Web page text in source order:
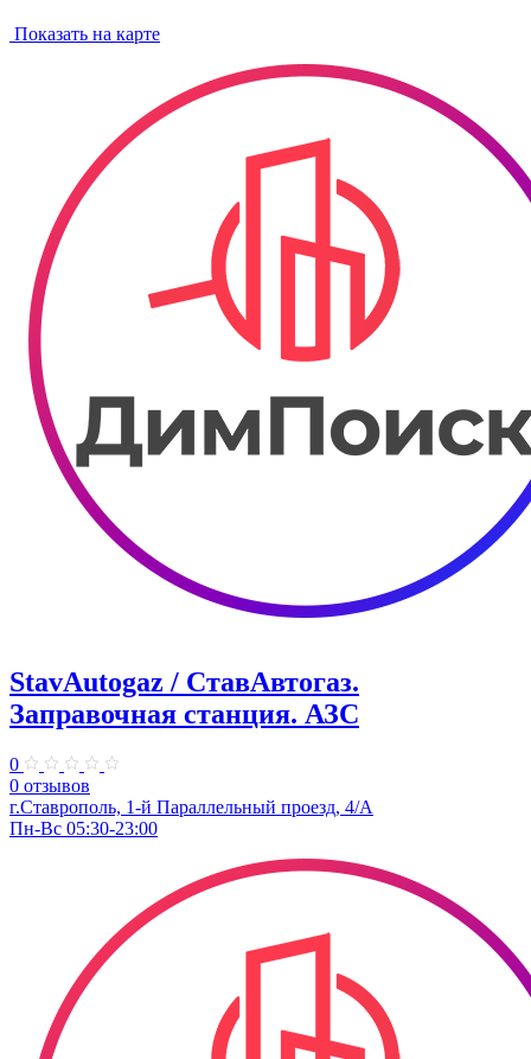
Показать на карте
StavAutogaz / СтавАвтогаз.
Заправочная станция. АЗС
0
0 отзывов
г.Ставрополь, 1-й Параллельный проезд, 4/А
Пн-Вс 05:30-23:00